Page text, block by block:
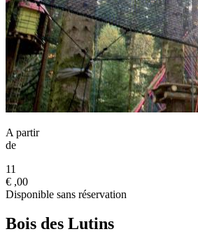
A partir
de
11
€ ,00
Disponible sans réservation
Bois des Lutins